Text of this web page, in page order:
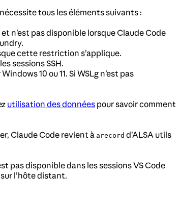
tous les éléments suivants :
n’est pas disponible lorsque Claude Code
cette restriction s’applique.
sessions SSH.
10 ou 11. Si WSLg n’est pas
utilisation des données pour savoir comment
Claude Code revient à arecord d’ALSA utils
pas disponible dans les sessions VS Code
l’hôte distant.